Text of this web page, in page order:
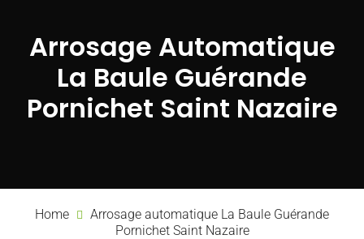
Arrosage Automatique
La Baule Guérande
Pornichet Saint Nazaire
Home
Arrosage automatique La Baule Guérande
Pornichet Saint Nazaire